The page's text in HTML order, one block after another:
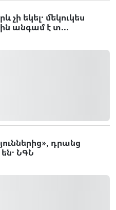
չի եկել․ մեկուկես
անգամ է տ...
դրանց
ՆԳՆ